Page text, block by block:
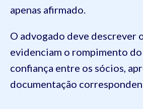
apenas afirmado.
O advogado deve descrever
evidenciam o rompimento
confiança entre os sócios,
documentação